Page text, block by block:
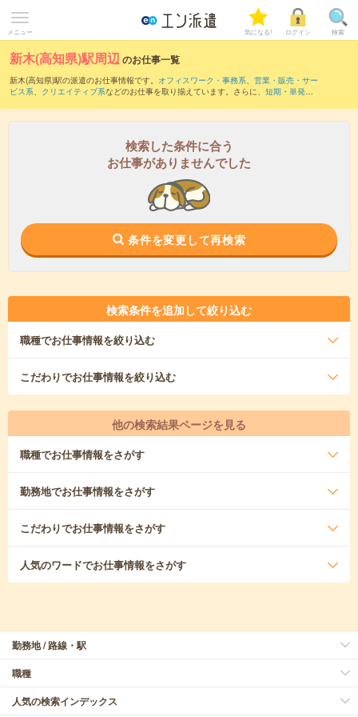
メニュー 気になる! ログイン 検索
新木(高知県)駅周辺のお仕事一覧
新木(高知県)駅の派遣のお仕事情報です。 オフィスワーク・事務系、 営業・販売・サー
ビス系、 クリエイティブ系などのお仕事を取り揃えています。さらに、 短期 ・ 単発な
また、土佐長岡駅・土佐山田駅・後免駅・土佐大津駅・薊野駅など近隣駅のお仕事も
検索した条件に合う
お仕事がありませんでした
条件を変更して再検索
検索条件を追加して絞り込む
職種でお仕事情報を絞り込む
こだわりでお仕事情報を絞り込む
他の検索結果ページを見る
職種でお仕事情報をさがす
勤務地でお仕事情報をさがす
こだわりでお仕事情報をさがす
人気のワードでお仕事情報をさがす
勤務地 / 路線・駅
職種
人気の検索インデックス